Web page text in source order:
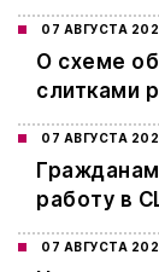
07 АВГУСТА
О схеме
слитками
07 АВГУСТА
работу в
07 АВГУСТА